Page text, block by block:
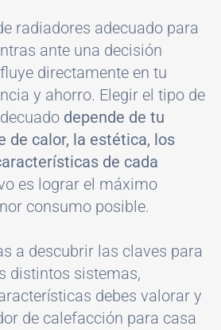
radiadores adecuado para
ante una decisión
directamente en tu
y ahorro. Elegir el tipo de
depende de tu
de calor, la estética, los
de cada
es lograr el máximo
consumo posible.
a descubrir las claves para
distintos sistemas,
debes valorar y
de calefacción para casa